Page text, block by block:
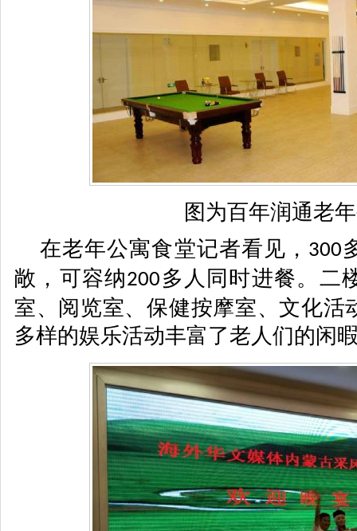
图为百年润通老
在老年公寓食堂记者看见， 300
敞，可容纳200多人同时进餐。二
室、阅览室、保健按摩室、文化活
多样的娱乐活动丰富了老人们的闲